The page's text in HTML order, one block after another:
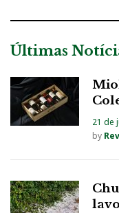
Últimas
21 de
by